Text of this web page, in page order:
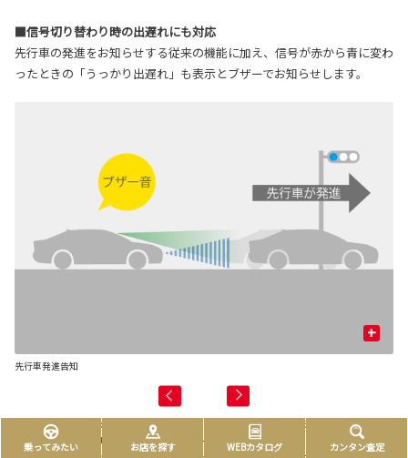
■信号切り替わり時の出遅れにも対応
先行車の発進をお知らせする従来の機能に加え、信号が赤から青に変わ
ったときの「うっかり出遅れ」も表示とブザーでお知らせします。
+
先行車発進告知
■TMN：Traffic Movement Notification ■右折矢印信号も検知可能です。 ■シ
フトポジションが「P」「R」以外でブレーキペダルを踏んで停車している時に作動
乗ってみたい お店を探す WEBカタログ カンタン査定